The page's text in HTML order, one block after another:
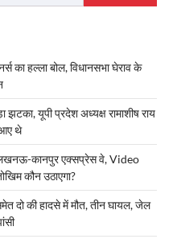
का हल्ला बोल, विधानसभा घेराव के
यूपी प्रदेश अध्यक्ष रामाशीष राय
आए थे
लखनऊ-कानपुर एक्सप्रेस वे, Video
कौन उठाएगा?
दो की हादसे में मौत, तीन घायल, जेल